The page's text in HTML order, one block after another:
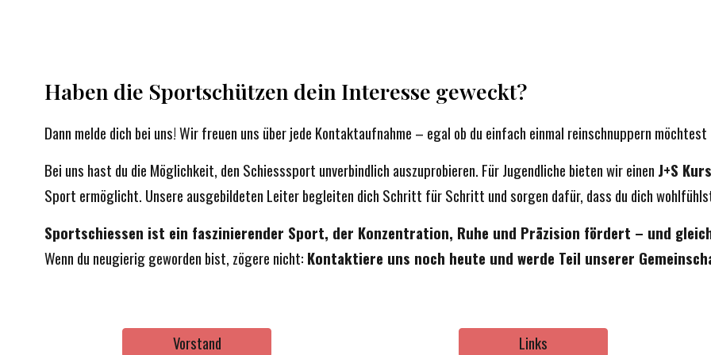
Haben die Sportschützen dein Interesse geweckt?
Dann melde dich bei uns! Wir freuen uns über jede Kontaktaufnahme – egal ob du einfach einmal reinschnuppern
Bei uns hast du die Möglichkeit, den Schiesssport unverbindlich auszuprobieren. Für Jugendliche bieten wir einen J+S Kurs
Sport ermöglicht. Unsere ausgebildeten Leiter begleiten dich Schritt für Schritt und sorgen dafür, dass du dich
Sportschiessen ist ein faszinierender Sport, der Konzentration, Ruhe und Präzision fördert – und
Wenn du neugierig geworden bist, zögere nicht: Kontaktiere uns noch heute und werde Teil unserer
Vorstand Links